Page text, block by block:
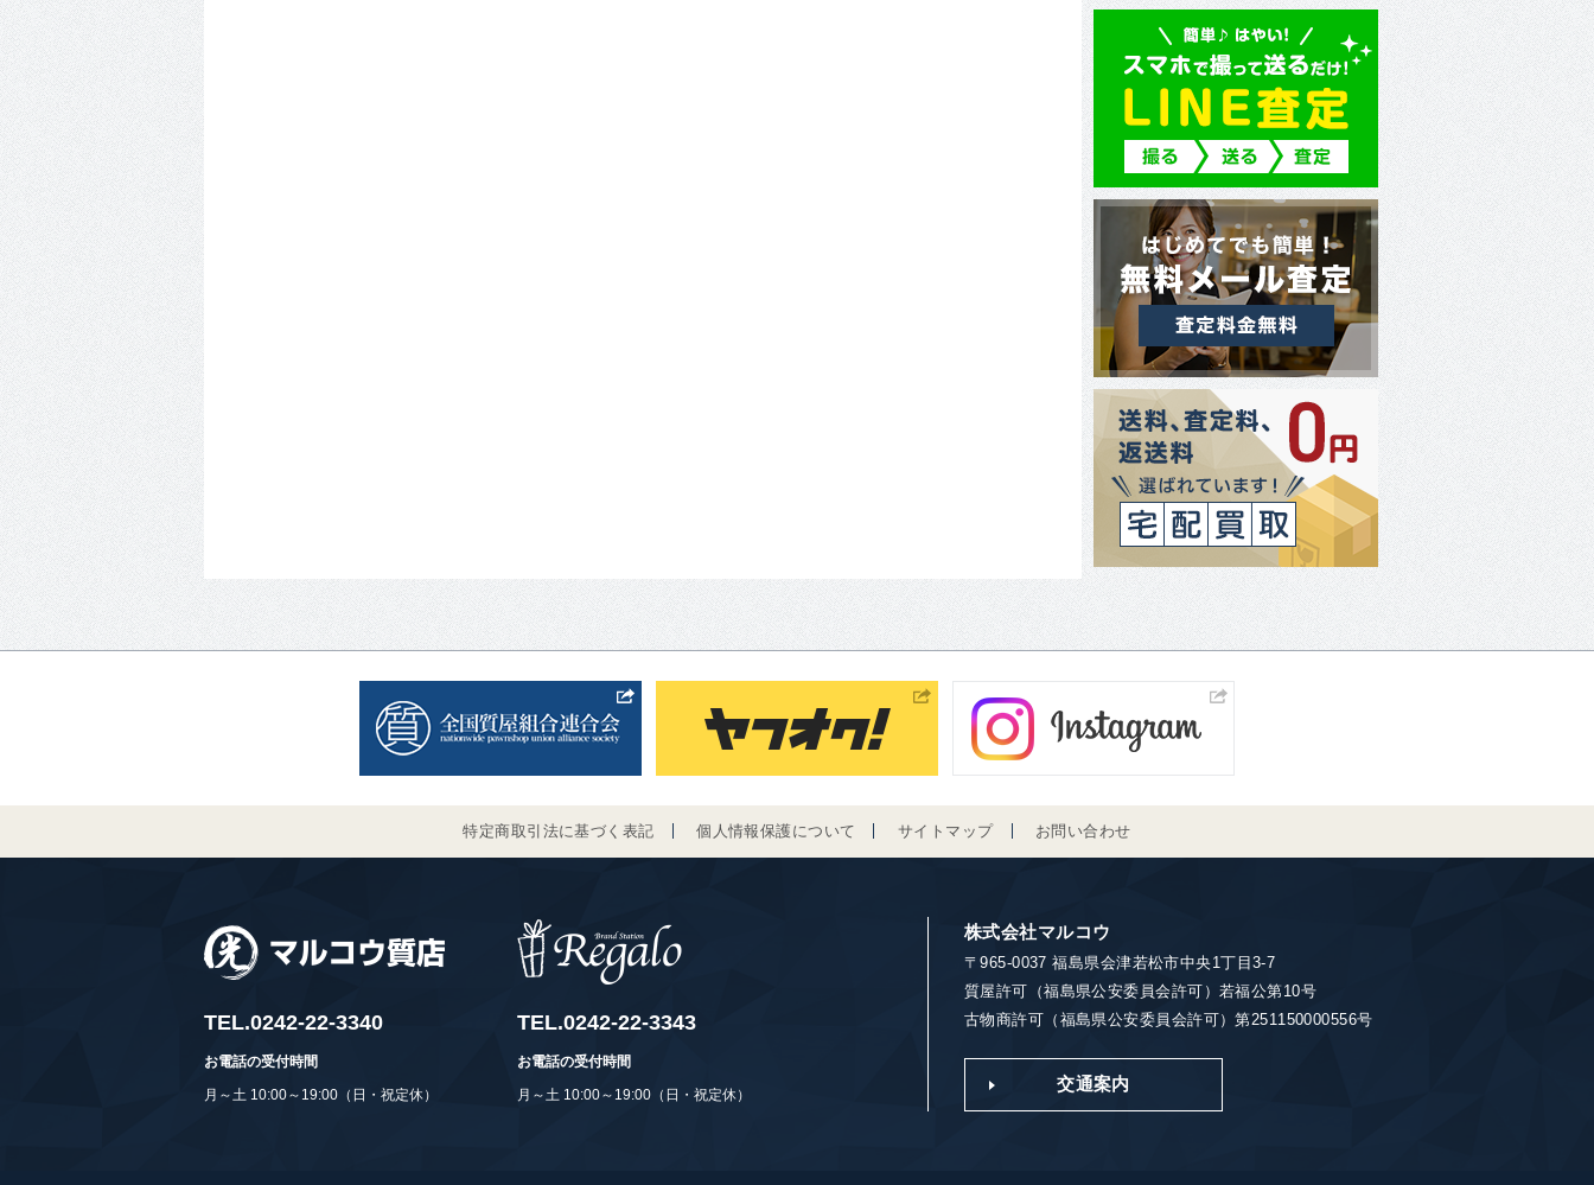
特定商取引法に基づく表記 個人情報保護について サイトマップ お問い合わせ
TEL.0242-22-3340
お電話の受付時間
月～土 10:00～19:00（日・祝定休）
TEL.0242-22-3343
お電話の受付時間
月～土 10:00～19:00（日・祝定休）
株式会社マルコウ
〒965-0037 福島県会津若松市中央1丁目3-7
質屋許可（福島県公安委員会許可）若福公第10号
古物商許可（福島県公安委員会許可）第251150000556号
交通案内